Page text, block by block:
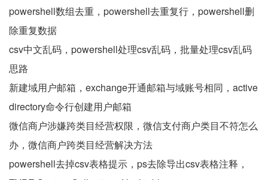
powershell数组去重，powershell去重复行，powershell删
除重复数据
csv中文乱码，powershell处理csv乱码，批量处理csv乱码
思路
新建域用户邮箱，exchange开通邮箱与域账号相同，active
directory命令行创建用户邮箱
微信商户涉嫌跨类目经营权限，微信支付商户类目不符怎么
办，微信商户跨类目经营解决方法
powershell去掉csv表格提示，ps去除导出csv表格注释，